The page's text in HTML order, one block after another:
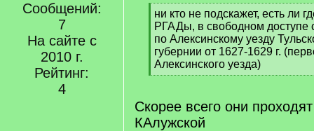
Сообщений:
7
На сайте с
2010 г.
Рейтинг:
4
[
q
]
ни кто не подскажет, есть ли
РГАДы, в свободном доступе
по Алексинскому уезду
губернии от 1627-1629 г.
Алексинского уезда)
[
q
]
Скорее всего они
КАлужской